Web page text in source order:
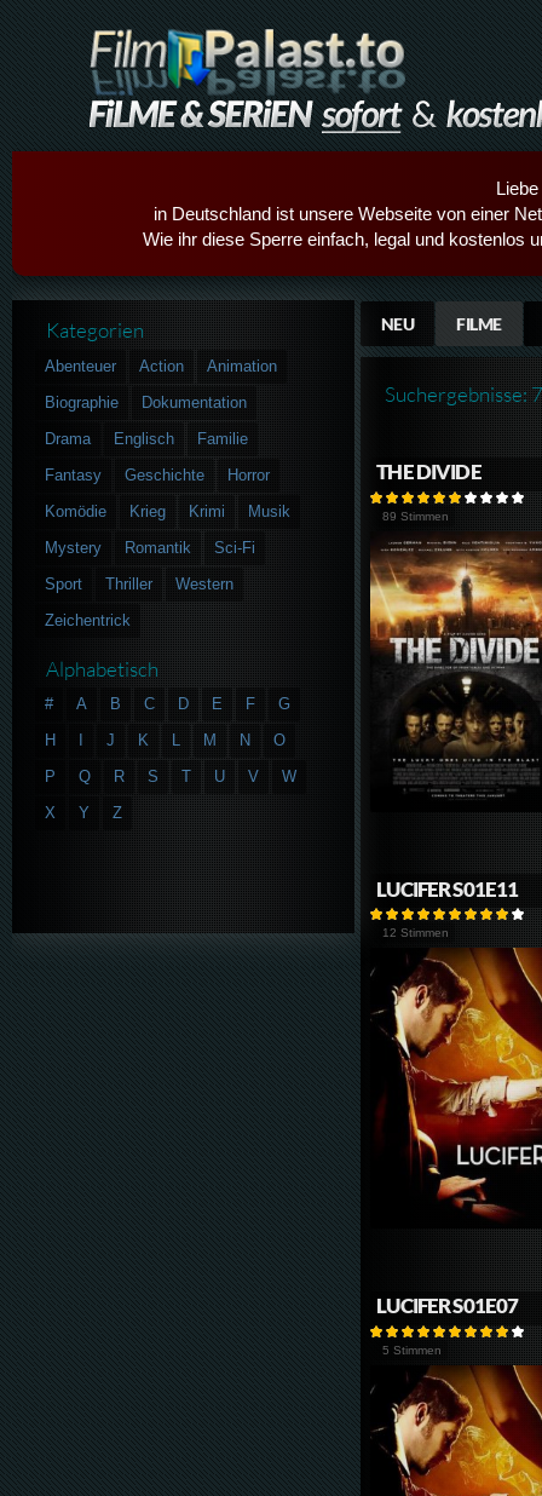
in Deutschland ist unsere Webseite von einer
Wie ihr diese Sperre einfach, legal und kostenlos
NEU FILME
Suchergebnisse:
THE DIVIDE
89 Stimmen
LUCIFER S01E11
12 Stimmen
LUCIFER S01E07
5 Stimmen
Kategorien
Abenteuer Action
Animation
Biographie
Dokumentation
Drama
Englisch
Familie
Fantasy
Geschichte
Horror
Komödie
Krieg Krimi
Musik
Mystery
Romantik
Sci-Fi
Sport
Thriller
Western
Zeichentrick
Alphabetisch
# A B C D E F
G
H
J K L M N
O
P
Q R S T U V
W
X
Y Z